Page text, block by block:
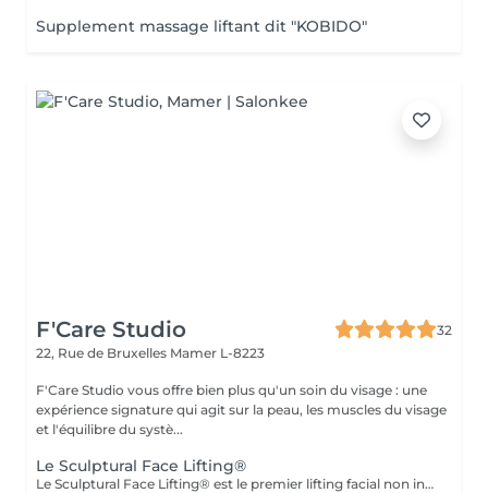
Supplement massage liftant dit "KOBIDO"
F'Care Studio
32
22, Rue de Bruxelles Mamer L-8223
F'Care Studio vous offre bien plus qu'un soin du visage : une
expérience signature qui agit sur la peau, les muscles du visage
et l'équilibre du systè...
Le Sculptural Face Lifting®
Le Sculptural Face Lifting® est le premier lifting facial non invasif qui redonne au visage une apparence jeune et naturelle. Découvrez cette méthode de rajeunissement innovante qui combine des techniques manuelles sculptantes, drainantes et le massage intrabuccal pour repositionner les volumes et lifter naturellement la peau. Pour qui ? Pour toutes les femmes à la recherche de thérapies naturelles et non invasives pour corriger le relâchement du cou et de l'ovale du visage, l'apparence du sillon nasogénien, la perte de volume au niveau des lèvres, des joues et des pommettes et l'affaissement de la paupière supérieure. Bénéfices : Effet liftant immédiat ! Les contours du visage sont plus nets, les lèvres plus pulpeuses, les rides péribuccales sont atténuées. Le sillon nasogénien est repulpé. Les joues et les pommettes retrouvent leur galbe. Le regard est plus ouvert. Déroulement du soin : - Diagnostic - Nettoyage de la peau - Massage profond des muscles du visage, du cou et du décolleté - Massage intrabuccal - Recommandation personnalisée En complément de votre soin, nous vous conseillons une séance de thérapie LED anti-âge de 20 minutes (+25€) Durée et tarifs : Soin (45 minutes) : 120€ Soin (60 minutes) : 160€ Prévoyez dans votre agenda 15 minutes additionnelles pour l'installation et le départ de la cabine. Lieu : F'Care Studio, 22 rue de Bruxelles, 8223 Mamer (Luxembourg). Accès facile en bus, en train et en voiture. Une place de parking est à votre disposition, juste à côté du bâtiment.